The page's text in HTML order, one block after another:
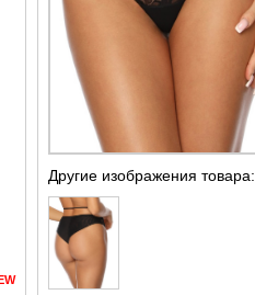
Другие изображения товара: